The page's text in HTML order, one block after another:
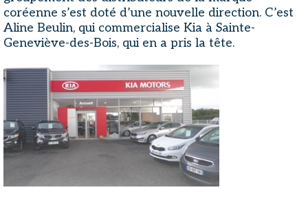
coréenne s’est doté d’une nouvelle direction. C’est
Aline Beulin, qui commercialise Kia à Sainte-
Geneviève-des-Bois, qui en a pris la tête.